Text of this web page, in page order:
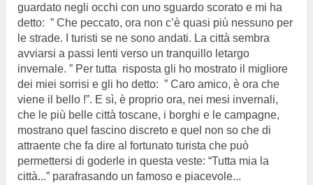
guardato negli occhi con uno sguardo scorato e mi ha
detto: ” Che peccato, ora non c’è quasi più nessuno per
le strade. I turisti se ne sono andati. La città sembra
avviarsi a passi lenti verso un tranquillo letargo
invernale. ” Per tutta risposta gli ho mostrato il migliore
dei miei sorrisi e gli ho detto: ” Caro amico, è ora che
viene il bello !”. E sì, è proprio ora, nei mesi invernali,
che le più belle città toscane, i borghi e le campagne,
mostrano quel fascino discreto e quel non so che di
attraente che fa dire al fortunato turista che può
permettersi di goderle in questa veste: “Tutta mia la
città...” parafrasando un famoso e piacevole...